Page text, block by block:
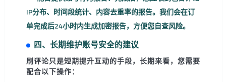
IP分布、时间段统计、内容去重率的报告。我们会在订
单完成后24小时内生成加密报告，方便您自查风险。
四、长期维护账号安全的建议
刷评论只是短期提升互动的手段，长期来看，您需要
配合以下操作：